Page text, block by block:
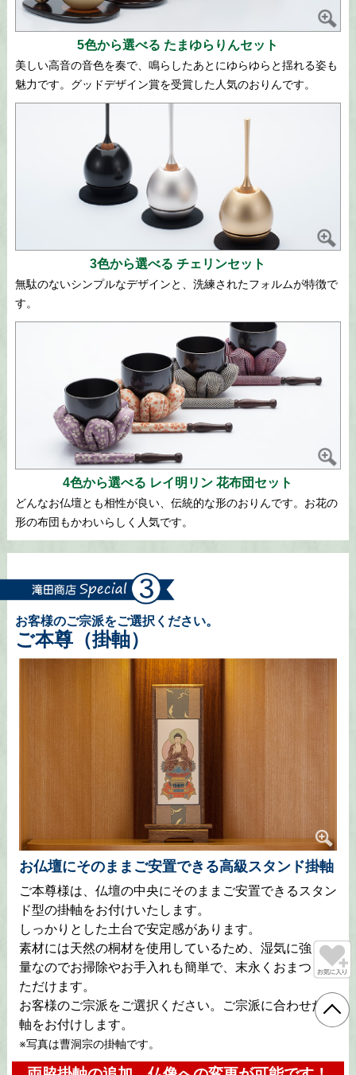
5色から選べる たまゆらりんセット
美しい高音の音色を奏で、鳴らしたあとにゆらゆらと揺れる姿も
魅力です。グッドデザイン賞を受賞した人気のおりんです。
3色から選べる チェリンセット
無駄のないシンプルなデザインと、洗練されたフォルムが特徴で
す。
4色から選べる レイ明リン 花布団セット
どんなお仏壇とも相性が良い、伝統的な形のおりんです。お花の
形の布団もかわいらしく人気です。
お客様のご宗派をご選択ください。
ご本尊（掛軸）
お仏壇にそのままご安置できる高級スタンド掛軸
ご本尊様は、仏壇の中央にそのままご安置できるスタン
ド型の掛軸をお付けいたします。
しっかりとした土台で安定感があります。
素材には天然の桐材を使用しているため、湿気に強く軽
量なのでお掃除やお手入れも簡単で、末永くおまつりい
ただけます。
お客様のご宗派をご選択ください。ご宗派に合わせた掛
軸をお付けします。
※写真は曹洞宗の掛軸です。